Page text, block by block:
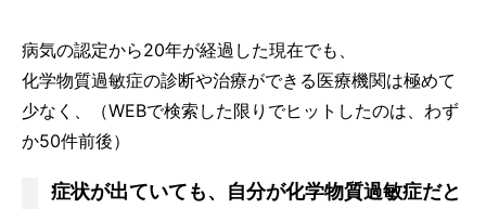
病気の認定から20年が経過した現在でも、
化学物質過敏症の診断や治療ができる医療機関は極めて
少なく、（WEBで検索した限りでヒットしたのは、わず
か50件前後）
症状が出ていても、自分が化学物質過敏症だと